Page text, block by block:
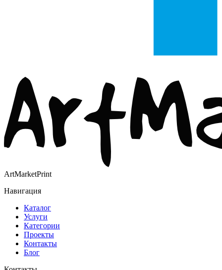
ArtMarketPrint
Навигация
Каталог
Услуги
Категории
Проекты
Контакты
Блог